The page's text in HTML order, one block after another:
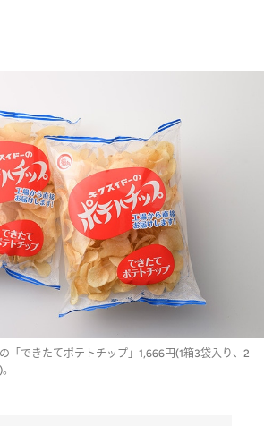
「できたてポテトチップ」1,666円(1箱3袋入り、2